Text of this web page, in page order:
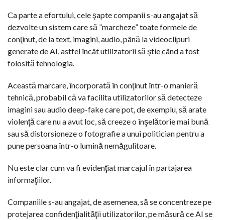
Ca parte a efortului, cele şapte companii s-au angajat să
dezvolte un sistem care să ”marcheze” toate formele de
conţinut, de la text, imagini, audio, până la videoclipuri
generate de AI, astfel încât utilizatorii să ştie când a fost
folosită tehnologia.
Această marcare, încorporată în conţinut într-o manieră
tehnică, probabil că va facilita utilizatorilor să detecteze
imagini sau audio deep-fake care pot, de exemplu, să arate
violenţă care nu a avut loc, să creeze o înşelătorie mai bună
sau să distorsioneze o fotografie a unui politician pentru a
pune persoana într-o lumină nemăgulitoare.
Nu este clar cum va fi evidenţiat marcajul în partajarea
informaţiilor.
Companiile s-au angajat, de asemenea, să se concentreze pe
protejarea confidenţialităţii utilizatorilor, pe măsură ce AI se